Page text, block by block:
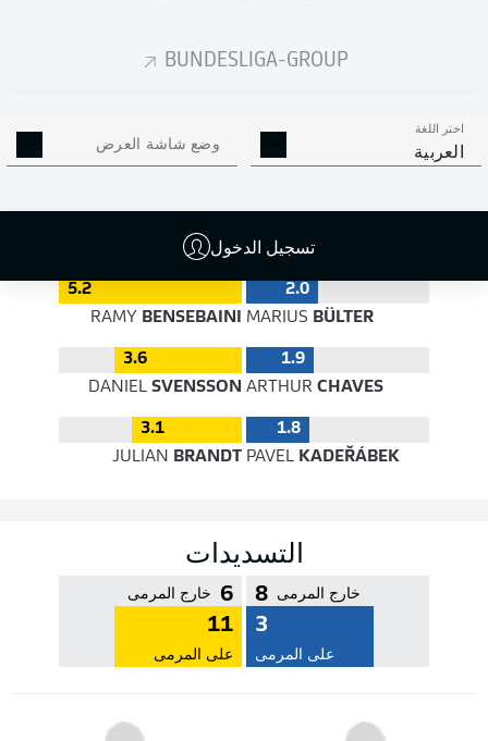
BUNDESLIGA-GROUP
اختر اللغة
العربية وضع شاشة العرض
تسجيل الدخول
384
78 % الدقة 88 %
جودة التمرير
2.0
5.2
MARIUS BÜLTER
RAMY BENSEBAINI
1.9
3.6
ARTHUR CHAVES
DANIEL SVENSSON
1.8
3.1
PAVELKADEŘÁBEK
JULIAN BRANDT
التسديدات
8 خارج المرمى
3
على المرمى
6 خارج المرمى
11
على المرمى